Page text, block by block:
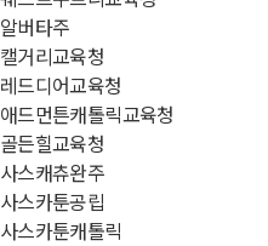
알버타주
캘거리교육청
레드디어교육청
애드먼튼캐톨릭교육청
골든힐교육청
사스캐츄완주
사스카툰공립
사스카툰캐톨릭